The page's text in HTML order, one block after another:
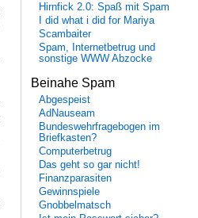
Hirnfick 2.0: Spaß mit Spam
I did what i did for Mariya
Scambaiter
Spam, Internetbetrug und
sonstige WWW Abzocke
Beinahe Spam
Abgespeist
AdNauseam
Bundeswehrfragebogen im
Briefkasten?
Computerbetrug
Das geht so gar nicht!
Finanzparasiten
Gewinnspiele
Gnobbelmatsch